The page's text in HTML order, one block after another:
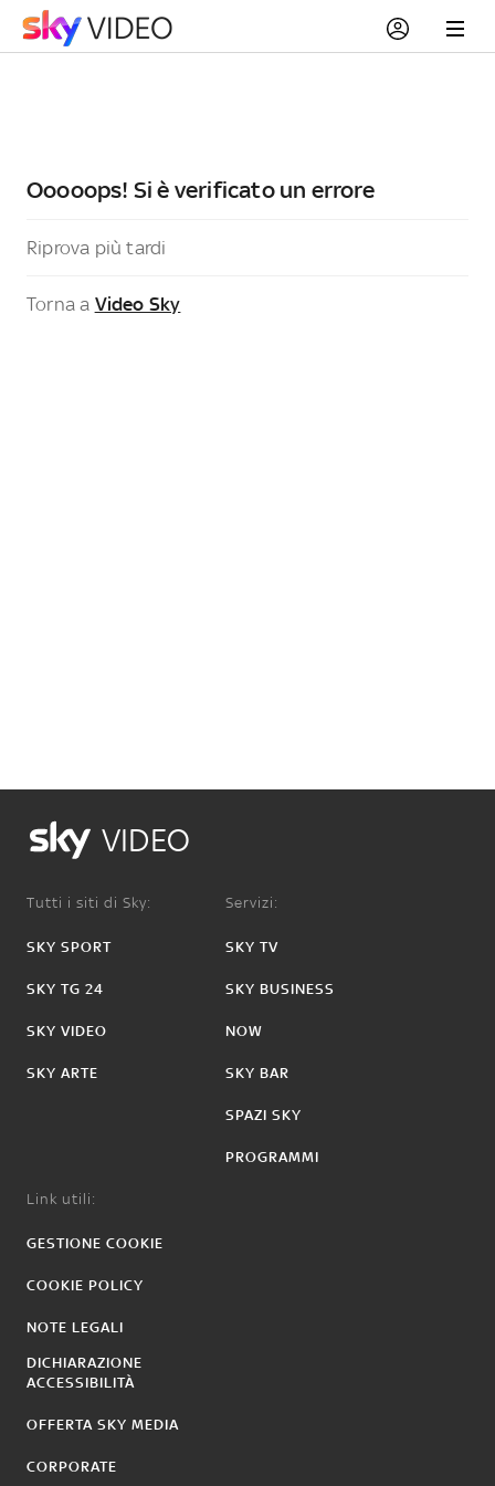
Ooooops! Si è verificato un errore
Riprova più tardi
Torna a Video Sky
VIDEO
Tutti i siti di Sky:
SKY SPORT
SKY TG 24
SKY VIDEO
SKY ARTE
Servizi:
SKY TV
SKY BUSINESS
NOW
SKY BAR
SPAZI SKY
PROGRAMMI
Link utili:
GESTIONE COOKIE
COOKIE POLICY
NOTE LEGALI
DICHIARAZIONE
ACCESSIBILITÀ
OFFERTA SKY MEDIA
CORPORATE